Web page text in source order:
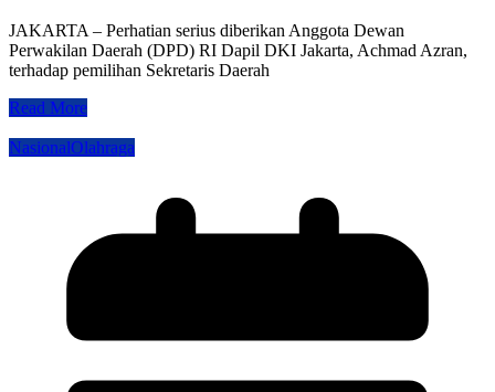
JAKARTA – Perhatian serius diberikan Anggota Dewan
Perwakilan Daerah (DPD) RI Dapil DKI Jakarta, Achmad Azran,
terhadap pemilihan Sekretaris Daerah
Read More
NasionalOlahraga